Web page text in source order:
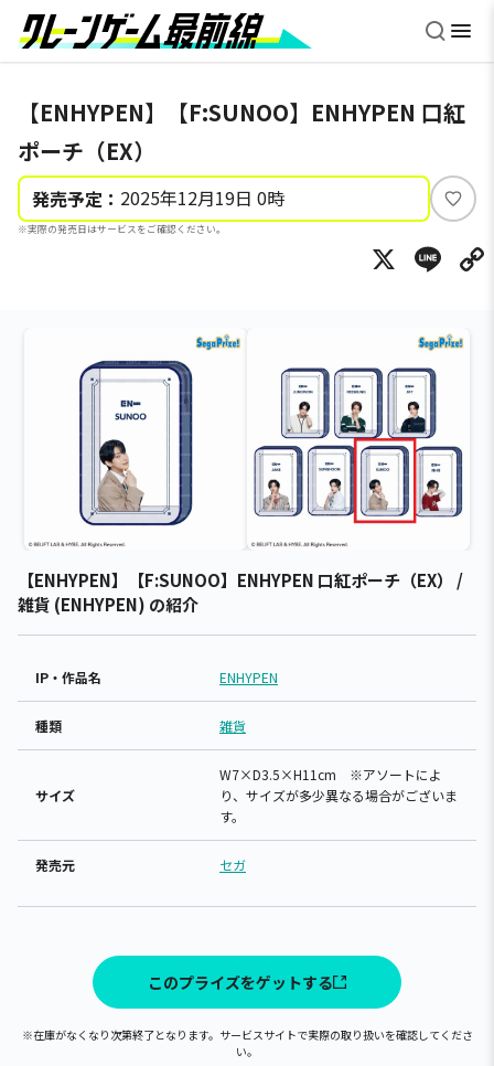
【ENHYPEN】【F:SUNOO】ENHYPEN 口紅
ポーチ（EX）
発売予定： 2025年12月19日 0時
※実際の発売日はサービスをご確認ください。
い
ね
X
【ENHYPEN】【F:SUNOO】ENHYPEN 口紅ポーチ（EX） /
雑貨 (ENHYPEN) の紹介
IP・作品名 ENHYPEN
種類 雑貨
サイズ
W7×D3.5×H11cm ※アソートによ
り、サイズが多少異なる場合がございま
す。
発売元 セガ
このプライズをゲットする
※在庫がなくなり次第終了となります。サービスサイトで実際の取り扱いを確認してくださ
い。